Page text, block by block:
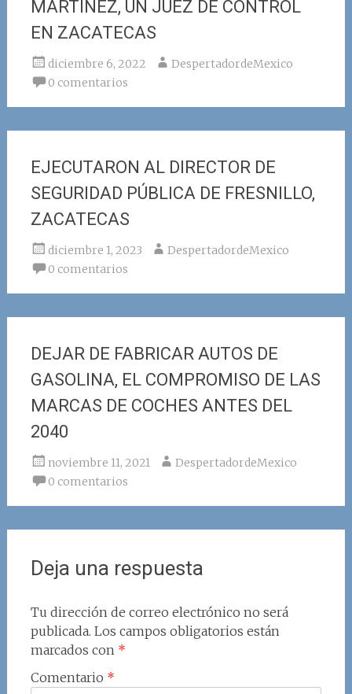
MARTÍNEZ, UN JUEZ DE CONTROL
EN ZACATECAS
diciembre 6, 2022
DespertadordeMexico
0 comentarios
EJECUTARON AL DIRECTOR DE
SEGURIDAD PÚBLICA DE FRESNILLO,
ZACATECAS
diciembre 1, 2023
DespertadordeMexico
0 comentarios
DEJAR DE FABRICAR AUTOS DE
GASOLINA, EL COMPROMISO DE LAS
MARCAS DE COCHES ANTES DEL
2040
noviembre 11, 2021
DespertadordeMexico
0 comentarios
Deja una respuesta
Tu dirección de correo electrónico no será
publicada. Los campos obligatorios están
marcados con *
Comentario *